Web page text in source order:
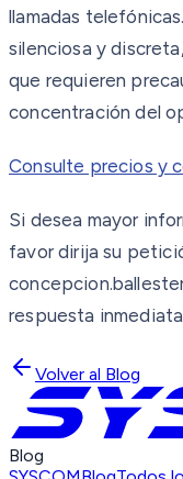
llamadas
silenciosa y
que requieren
concentración del
Consulte precios y
Si desea mayor
favor dirija su
respuesta
Volver al Blog
Blog